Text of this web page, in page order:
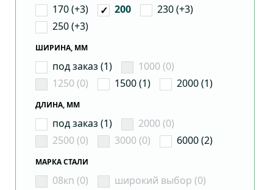
170 (+3)
200
230 (+3)
250 (+3)
ШИРИНА, ММ
под заказ (1)
1000 (0)
1250 (0)
1500 (1) 2000 (1)
ДЛИНА, ММ
под заказ (1)
2000 (0)
2500 (0)
3000 (0) 6000 (2)
МАРКА СТАЛИ
08кп (0)
широкий выбор (0)